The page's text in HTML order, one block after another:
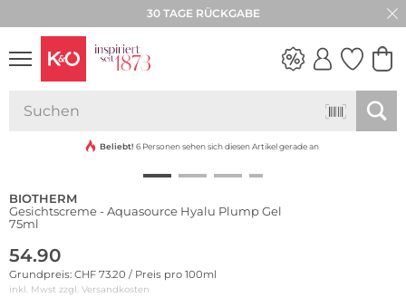
30 TAGE RÜCKGABE
VIBES
Beliebt! 6 Personen sehen sich diesen Artikel gerade an
BIOTHERM
Gesichtscreme - Aquasource Hyalu Plump Gel
75ml
54.90
Grundpreis: CHF 73.20 / Preis pro 100ml
inkl. Mwst zzgl. Versandkosten